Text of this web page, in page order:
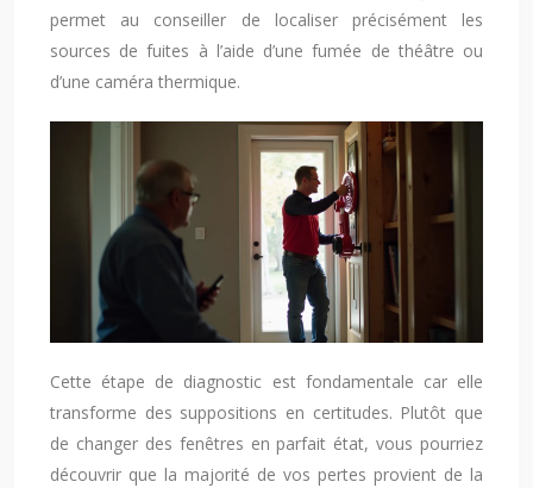
permet au conseiller de localiser précisément les
sources de fuites à l’aide d’une fumée de théâtre ou
d’une caméra thermique.
Cette étape de diagnostic est fondamentale car elle
transforme des suppositions en certitudes. Plutôt que
de changer des fenêtres en parfait état, vous pourriez
découvrir que la majorité de vos pertes provient de la